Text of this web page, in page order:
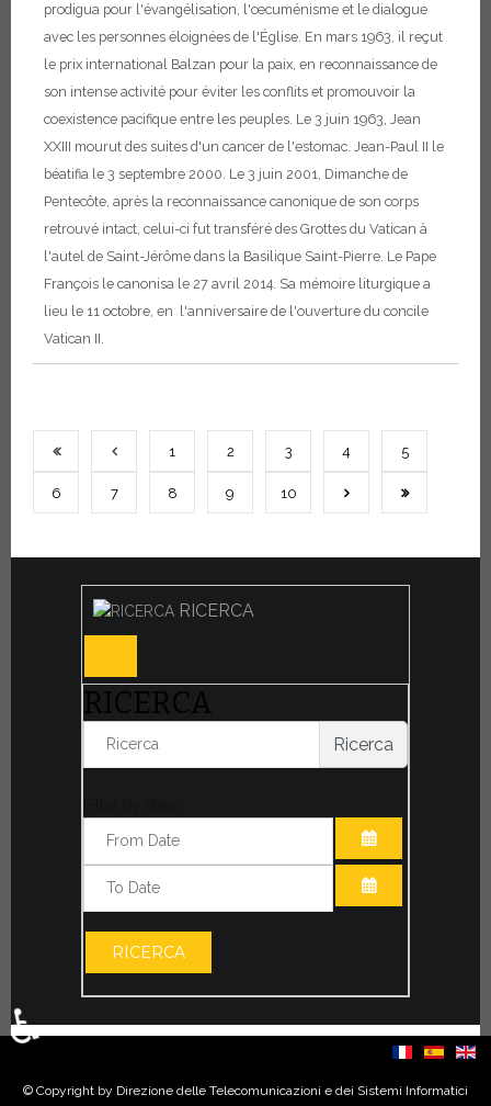
prodigua pour l'évangélisation, l'œcuménisme et le dialogue
avec les personnes éloignées de l'Église. En mars 1963, il reçut
le prix international Balzan pour la paix, en reconnaissance de
son intense activité pour éviter les conflits et promouvoir la
coexistence pacifique entre les peuples. Le 3 juin 1963, Jean
XXIII mourut des suites d'un cancer de l'estomac. Jean-Paul II le
béatifia le 3 septembre 2000. Le 3 juin 2001, Dimanche de
Pentecôte, après la reconnaissance canonique de son corps
retrouvé intact, celui-ci fut transféré des Grottes du Vatican à
l'autel de Saint-Jérôme dans la Basilique Saint-Pierre. Le Pape
François le canonisa le 27 avril 2014. Sa mémoire liturgique a
lieu le 11 octobre, en l'anniversaire de l'ouverture du concile
Vatican II.
1 2 3 4 5
6 7 8 9 10
RICERCA
RICERCA
Ricerca
APRI IL
RICERCA
Seleziona la tua lingua
© Copyright by Direzione delle Telecomunicazioni e dei Sistemi Informatici